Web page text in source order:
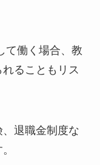
働く場合、教
ることもリス
退職金制度な